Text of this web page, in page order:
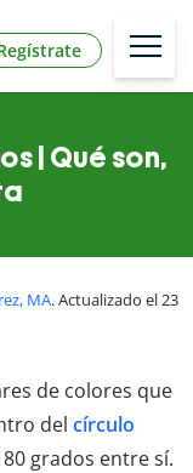
| Qué son,
MA. Actualizado el 23
de colores que
del círculo
grados entre sí.